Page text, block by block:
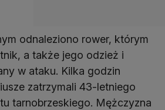
odnaleziono rower, którym
a także jego odzież i
w ataku. Kilka godzin
zatrzymali 43-letniego
tarnobrzeskiego. Mężczyzna